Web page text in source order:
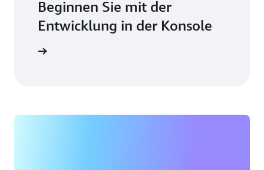
Beginnen Sie mit der
Entwicklung in der Konsole